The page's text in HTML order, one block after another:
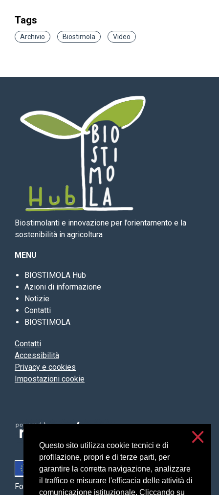
Questo sito utilizza cookie tecnici e di
profilazione, propri e di terze parti, per
garantire la corretta navigazione, analizzare
il traffico e misurare l'efficacia delle attività di
comunicazione istituzionale. Cliccando su
Tags
Archivio Biostimola Video
Biostimolanti e innovazione per l’orientamento e la
sostenibilità in agricoltura
MENU
BIOSTIMOLA Hub
Azioni di informazione
Notizie
Contatti
BIOSTIMOLA
Contatti
Accessibilità
Privacy e cookies
Impostazioni cookie
Fondo Europeo Agricolo per lo Sviluppo Rurale: l’Europa